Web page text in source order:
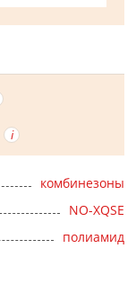
комбинезоны
NO-XQSE
полиамид